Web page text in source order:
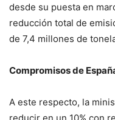
desde su puesta en
reducción total de
de 7,4 millones de
Compromisos de
A este respecto, la
reducir en un 10% con